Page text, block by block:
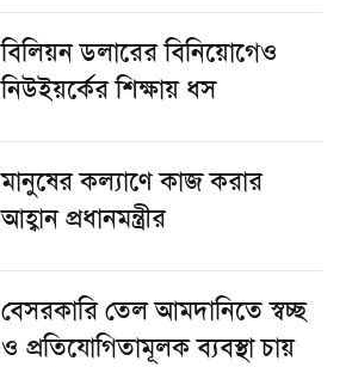
বিলিয়ন ডলারের বিনিয়োগেও
নিউইয়র্কের শিক্ষায় ধস
মানুষের কল্যাণে কাজ করার
আহ্বান প্রধানমন্ত্রীর
বেসরকারি তেল আমদানিতে স্বচ্ছ
ও প্রতিযোগিতামূলক ব্যবস্থা চায়